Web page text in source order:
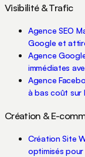
Visibilité & Trafic
Agence SEO
Google et
Agence
immédiates
Agence
à bas coût sur
Création & E-
Création Site
optimisés